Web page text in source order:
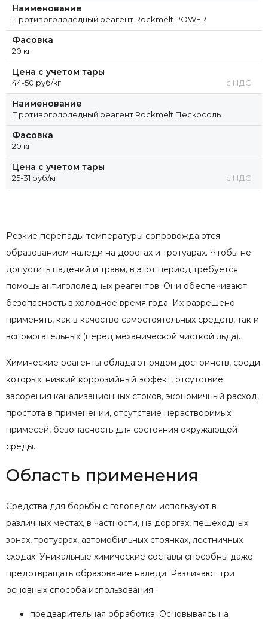
Наименование
Противогололедный реагент Rockmelt POWER
Фасовка
20 кг
Цена с учетом тары
44-50 руб/кг с НДС
Наименование
Противогололедный реагент Rockmelt Пескосоль
Фасовка
20 кг
Цена с учетом тары
25-31 руб/кг с НДС
Резкие перепады температуры сопровождаются
образованием наледи на дорогах и тротуарах. Чтобы не
допустить падений и травм, в этот период требуется
помощь антигололедных реагентов. Они обеспечивают
безопасность в холодное время года. Их разрешено
применять, как в качестве самостоятельных средств, так и
вспомогательных (перед механической чисткой льда).
Химические реагенты обладают рядом достоинств, среди
которых: низкий коррозийный эффект, отсутствие
засорения канализационных стоков, экономичный расход,
простота в применении, отсутствие нерастворимых
примесей, безопасность для состояния окружающей
среды.
Область применения
Средства для борьбы с гололедом используют в
различных местах, в частности, на дорогах, пешеходных
зонах, тротуарах, автомобильных стоянках, лестничных
сходах. Уникальные химические составы способны даже
предотвращать образование наледи. Различают три
основных способа использования:
предварительная обработка. Основываясь на